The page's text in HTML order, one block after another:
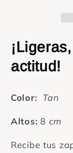
actitud!
Color: Tan
Altos: 8 cm
Recibe tus